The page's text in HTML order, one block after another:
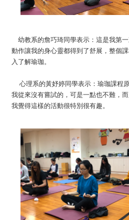
幼教系的詹巧琦同學表示：這是我第
動作讓我的身心靈都得到了舒展，整個
入了解瑜珈。
心理系的黃妤婷同學表示：瑜珈課程
我從來沒有嘗試的，可是一點也不難，
我覺得這樣的活動很特別很有趣。